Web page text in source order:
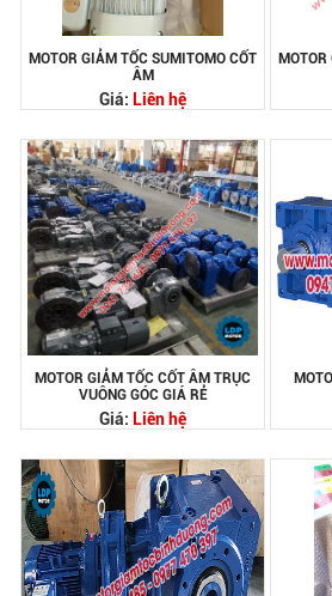
MOTOR GIẢM TỐC SUMITOMO CỐT
ÂM
Giá: Liên hệ
MOTOR GIẢM TỐC CỐT ÂM TRỤC
VUÔNG GÓC GIÁ RẺ
Giá: Liên hệ